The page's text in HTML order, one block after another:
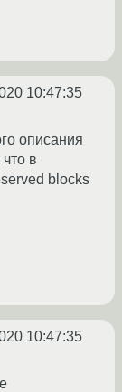
10:47:35
описания
в
blocks
10:47:35